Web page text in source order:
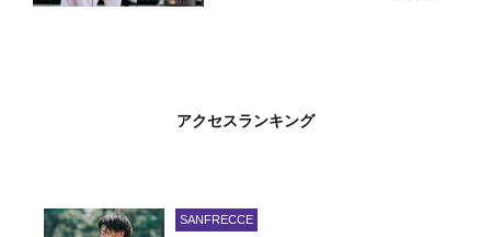
アクセスランキング
SANFRECCE